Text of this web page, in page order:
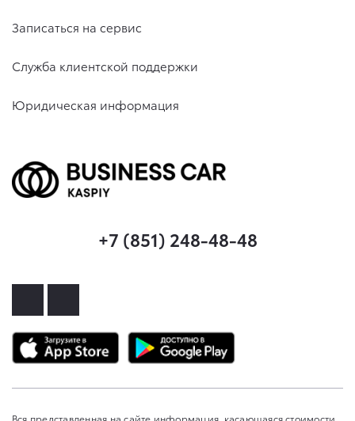
Записаться на сервис
Служба клиентской поддержки
Юридическая информация
+7 (851) 248-48-48